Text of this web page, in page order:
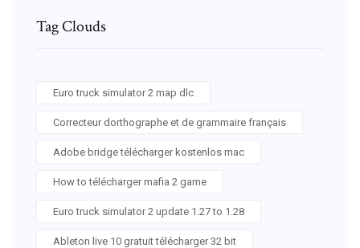
Tag Clouds
Euro truck simulator 2 map dlc
Correcteur dorthographe et de grammaire français
Adobe bridge télécharger kostenlos mac
How to télécharger mafia 2 game
Euro truck simulator 2 update 1.27 to 1.28
Ableton live 10 gratuit télécharger 32 bit